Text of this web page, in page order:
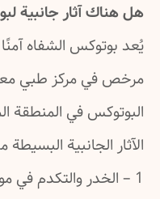
هل هناك آثار جانبية
يُعد بوتوكس الشفاه
مرخص في مركز طبي
البوتوكس في
الآثار الجانبية البسيطة
1 – الخدر والتكدم في موقع الحقن.